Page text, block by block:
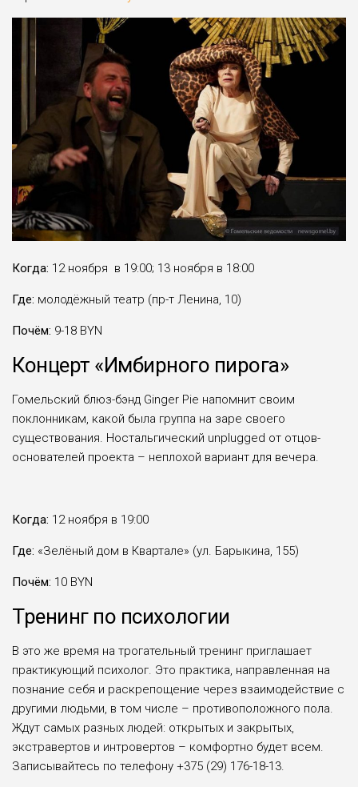
Когда: 12 ноября в 19:00; 13 ноября в 18:00
Где: молодёжный театр (пр-т Ленина, 10)
Почём: 9-18 BYN
Концерт «Имбирного пирога»
Гомельский блюз-бэнд Ginger Pie напомнит своим
поклонникам, какой была группа на заре своего
существования. Ностальгический unplugged от отцов-
основателей проекта – неплохой вариант для вечера.
Когда: 12 ноября в 19:00
Где: «Зелёный дом в Квартале» (ул. Барыкина, 155)
Почём: 10 BYN
Тренинг по психологии
В это же время на трогательный тренинг приглашает
практикующий психолог. Это практика, направленная на
познание себя и раскрепощение через взаимодействие с
другими людьми, в том числе – противоположного пола.
Ждут самых разных людей: открытых и закрытых,
экстравертов и интровертов – комфортно будет всем.
Записывайтесь по телефону +375 (29) 176-18-13.